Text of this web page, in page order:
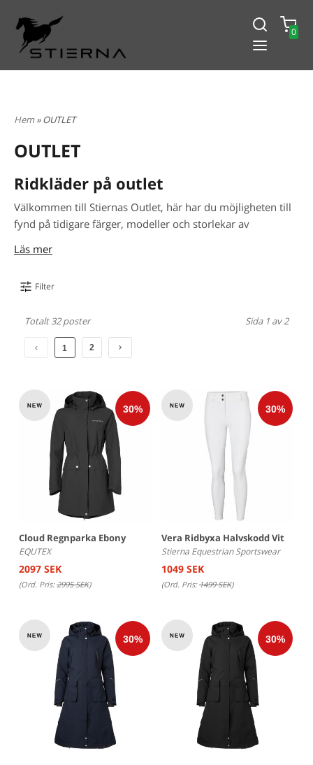
0
Hem» OUTLET
OUTLET
Ridkläder på outlet
Välkommen till Stiernas Outlet, här har du möjligheten till
fynd på tidigare färger, modeller och storlekar av
gratis frakt över 2 000 SEK, ​​14 dagars returpolicy och
Läs mer
Filter
Totalt 32 poster Sida 1 av 2
1 2
Cloud Regnparka Ebony
EQUTEX
2097 SEK
(Ord. Pris:2995 SEK)
Vera Ridbyxa Halvskodd Vit
Stierna Equestrian Sportswear
1049 SEK
(Ord. Pris:1499 SEK)